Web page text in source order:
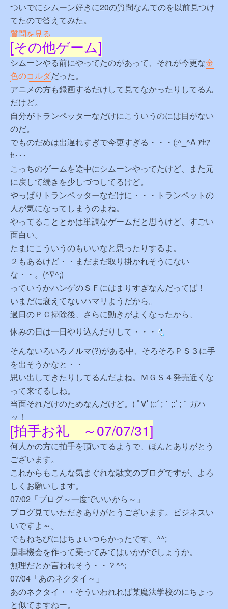
ついでにシムーン好きに20の質問なんてのを以前見つけ
てたので答えてみた。
質問を見る
[その他ゲーム]
シムーンやる前にやってたのがあって、それが今更な金
色のコルダだった。
アニメの方も録画するだけして見てなかったりしてるん
だけど。
自分がトランペッターなだけにこういうのには目がない
のだ。
でものだめは出遅れすぎで今更すぎる・・・(;^_^A ｱｾｱ
ｾ･･･
こっちのゲームを途中にシムーンやってたけど、また元
に戻して続きを少しづつしてるけど。
やっぱりトランペッターなだけに・・・トランペットの
人が気になってしまうのよね。
やってることとかは単調なゲームだと思うけど、すごい
面白い。
たまにこういうのもいいなと思ったりするよ。
２もあるけど・・まだまだ取り掛かれそうにない
な・・。(^∇^;)
っていうかハンゲのＳＦにはまりすぎなんだってば！
いまだに衰えてないハマリようだから。
過日のＰＣ掃除後、さらに動きがよくなったから、
休みの日は一日やり込んだりして・・・
そんないろいろノルマ(?)がある中、そろそろＰＳ３に手
を出そうかなと・・
思い出してきたりしてるんだよね。ＭＧＳ４発売近くな
って来てるしね。
当面それだけのためなんだけど。( ﾟ∀ﾟ);:ﾞ;｀;:ﾞ;｀ガハ
ッ！
[拍手お礼 ～07/07/31]
何人かの方に拍手を頂いてるようで、ほんとありがとう
ございます。
これからもこんな気まぐれな駄文のブログですが、よろ
しくお願いします。
07/02「ブログ～一度でいいから～」
ブログ見ていただきありがとうございます。ビジネスい
いですよ～。
でもねちびにはちょいつらかったです。^^;
是非機会を作って乗ってみてはいかがでしょうか。
無理だとか言われそう・・？^^;
07/04「あのネクタイ～」
あのネクタイ・・そういわれれば某魔法学校のにちょっ
と似てますねー。